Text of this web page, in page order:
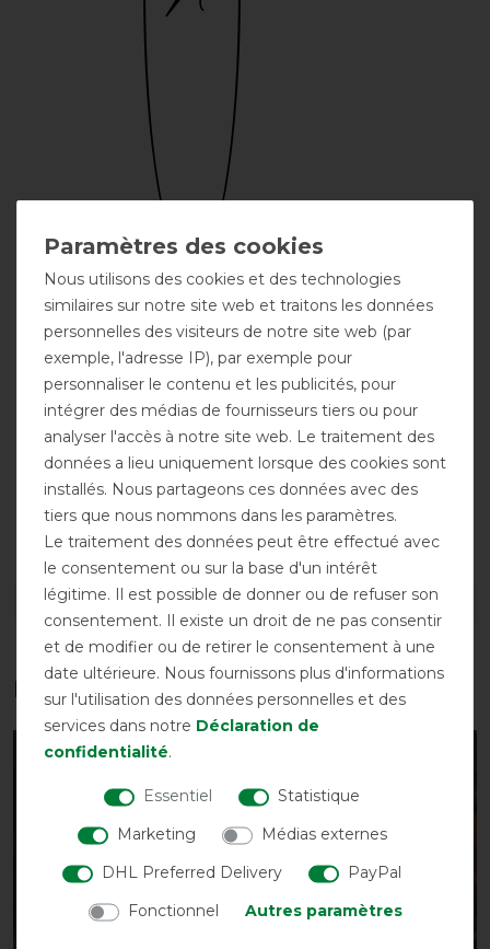
Broderie
possible
Protection UV
Gousset
d'aisance
Fermeture
frontale double
DÉTAILS SUR LA SÉCURITÉ DES PRODUITS
Les accessoires parfaits pour vous
-25%
Nous utilisons des cookies et des technologies
similaires sur notre site web et traitons les données
personnelles des visiteurs de notre site web (par
exemple, l'adresse IP), par exemple pour
personnaliser le contenu et les publicités, pour
intégrer des médias de fournisseurs tiers ou pour
analyser l'accès à notre site web. Le traitement des
données a lieu uniquement lorsque des cookies sont
installés. Nous partageons ces données avec des
tiers que nous nommons dans les paramètres.
Le traitement des données peut être effectué avec
le consentement ou sur la base d'un intérêt
légitime. Il est possible de donner ou de refuser son
consentement. Il existe un droit de ne pas consentir
et de modifier ou de retirer le consentement à une
date ultérieure. Nous fournissons plus d'informations
sur l'utilisation des données personnelles et des
services dans notre Déclaration de
confidentialité.
Essentiel
Statistique
Marketing
Médias externes
DHL Preferred Delivery
PayPal
Fonctionnel
Autres paramètres